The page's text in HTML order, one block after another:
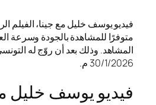
فيديو يوسف خليل مع جينا، الفيلم
متوفرًا للمشاهدة بالجودة وسرعة
المشاهد. وذلك بعد أن روّج له
30/1/2026 م.
فيديو يوسف خليل